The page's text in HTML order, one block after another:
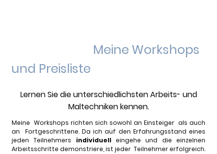
Meine Workshops
und Preisliste
Lernen Sie die unterschiedlichsten Arbeits- und
Maltechniken kennen.
Meine Workshops richten sich sowohl an Einsteiger als auch
an Fortgeschrittene. Da ich auf den Erfahrungsstand eines
jeden Teilnehmers individuelleingehe und die einzelnen
Arbeitsschritte demonstriere, ist jeder Teilnehmer erfolgreich.